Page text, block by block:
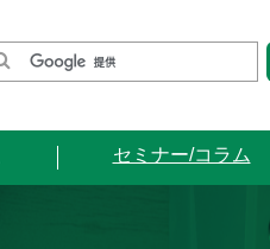
セミナー/コラム